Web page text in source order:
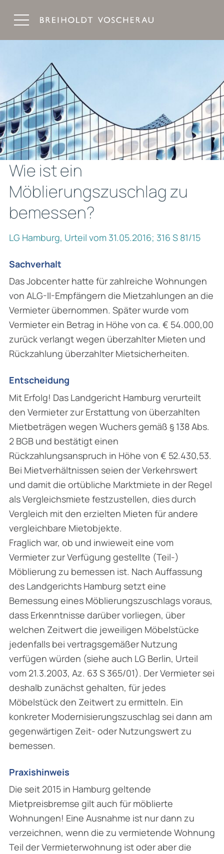
Wie ist ein
Möblierungszuschlag zu
bemessen?
LG Hamburg, Urteil vom 31.05.2016; 316 S 81/15
Sachverhalt
Das Jobcenter hatte für zahlreiche Wohnungen
von ALG-II-Empfängern die Mietzahlungen an die
Vermieter übernommen. Später wurde vom
Vermieter ein Betrag in Höhe von ca. € 54.000,00
zurück verlangt wegen überzahlter Mieten und
Rückzahlung überzahlter Mietsicherheiten.
Entscheidung
Mit Erfolg! Das Landgericht Hamburg verurteilt
den Vermieter zur Erstattung von überzahlten
Mietbeträgen wegen Wuchers gemäß § 138 Abs.
2 BGB und bestätigt einen
Rückzahlungsanspruch in Höhe von € 52.430,53.
Bei Mietverhältnissen seien der Verkehrswert
und damit die ortübliche Marktmiete in der Regel
als Vergleichsmiete festzustellen, dies durch
Vergleich mit den erzielten Mieten für andere
vergleichbare Mietobjekte.
Fraglich war, ob und inwieweit eine vom
Vermieter zur Verfügung gestellte (Teil-)
Möblierung zu bemessen ist. Nach Auffassung
des Landgerichts Hamburg setzt eine
Bemessung eines Möblierungszuschlags voraus,
dass Erkenntnisse darüber vorliegen, über
welchen Zeitwert die jeweiligen Möbelstücke
jedenfalls bei vertragsgemäßer Nutzung
verfügen würden (siehe auch LG Berlin, Urteil
vom 21.3.2003, Az. 63 S 365/01). Der Vermieter sei
deshalb zunächst gehalten, für jedes
Möbelstück den Zeitwert zu ermitteln. Ein
konkreter Modernisierungszuschlag sei dann am
gegenwärtigen Zeit- oder Nutzungswert zu
bemessen.
Praxishinweis
Die seit 2015 in Hamburg geltende
Mietpreisbremse gilt auch für möblierte
Wohnungen! Eine Ausnahme ist nur dann zu
verzeichnen, wenn die zu vermietende Wohnung
Teil der Vermieterwohnung ist oder aber die